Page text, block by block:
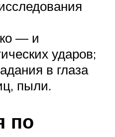
— и
ударов;
в глаза
пыли.
по